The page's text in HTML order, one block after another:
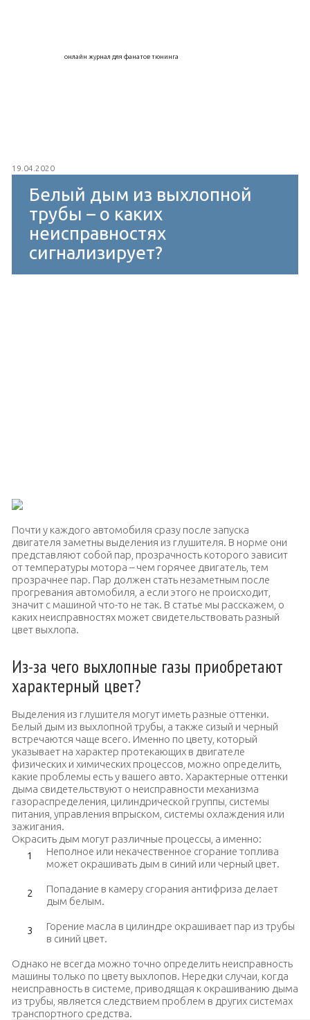
онлайн журнал для фанатов тюнинга
19.04.2020
Белый дым из выхлопной
трубы – о каких
неисправностях
сигнализирует?
Почти у каждого автомобиля сразу после запуска
двигателя заметны выделения из глушителя. В норме они
представляют собой пар, прозрачность которого зависит
от температуры мотора – чем горячее двигатель, тем
прозрачнее пар. Пар должен стать незаметным после
прогревания автомобиля, а если этого не происходит,
значит с машиной что-то не так. В статье мы расскажем, о
каких неисправностях может свидетельствовать разный
цвет выхлопа.
Из-за чего выхлопные газы приобретают
характерный цвет?
Выделения из глушителя могут иметь разные оттенки.
Белый дым из выхлопной трубы, а также сизый и черный
встречаются чаще всего. Именно по цвету, который
указывает на характер протекающих в двигателе
физических и химических процессов, можно определить,
какие проблемы есть у вашего авто. Характерные оттенки
дыма свидетельствуют о неисправности механизма
газораспределения, цилиндрической группы, системы
питания, управления впрыском, системы охлаждения или
зажигания.
Окрасить дым могут различные процессы, а именно:
Неполное или некачественное сгорание топлива
может окрашивать дым в синий или черный цвет.
Попадание в камеру сгорания антифриза делает
дым белым.
Горение масла в цилиндре окрашивает пар из трубы
в синий цвет.
Однако не всегда можно точно определить неисправность
машины только по цвету выхлопов. Нередки случаи, когда
неисправность в системе, приводящая к окрашиванию дыма
из трубы, является следствием проблем в других системах
транспортного средства.